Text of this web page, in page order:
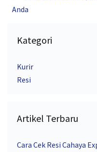
Anda
Kategori
Kurir
Resi
Artikel Terbaru
Cara Cek Resi Cahaya